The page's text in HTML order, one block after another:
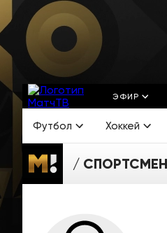
ЭФИР
Футбол Хоккей